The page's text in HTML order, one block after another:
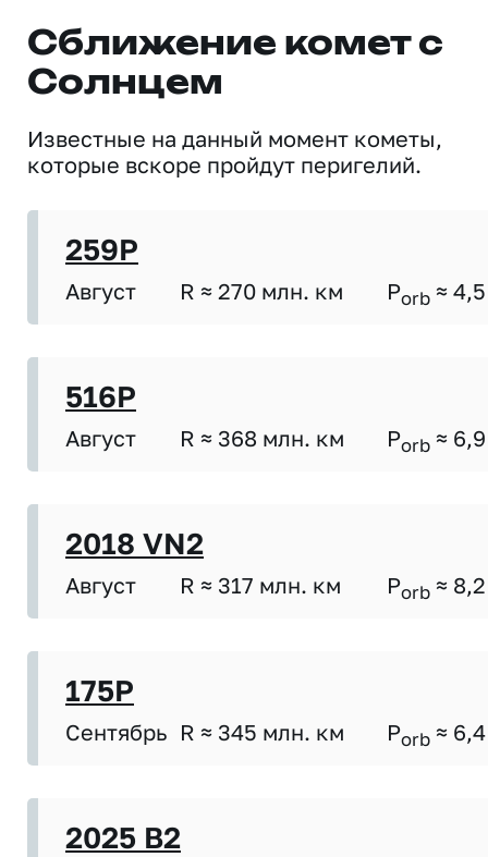
Сближение комет с
Солнцем
Известные на данный момент кометы,
которые вскоре пройдут перигелий.
259P
Август R ≈ 270 млн. км Porb ≈ 4,5
516P
Август R ≈ 368 млн. км Porb ≈ 6,9
2018 VN2
Август R ≈ 317 млн. км Porb ≈ 8,2
175P
Сентябрь R ≈ 345 млн. км Porb ≈ 6,4
2025 B2